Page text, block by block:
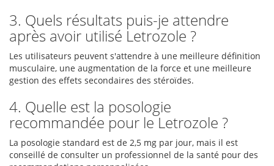
3. Quels résultats puis-je attendre
après avoir utilisé Letrozole ?
Les utilisateurs peuvent s'attendre à une meilleure définition
musculaire, une augmentation de la force et une meilleure
gestion des effets secondaires des stéroïdes.
4. Quelle est la posologie
recommandée pour le Letrozole ?
La posologie standard est de 2,5 mg par jour, mais il est
conseillé de consulter un professionnel de la santé pour des